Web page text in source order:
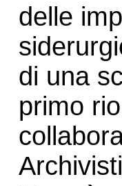
delle
di una
primo